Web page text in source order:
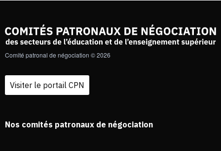
Comité patronal de négociation © 2026
Visiter le portail CPN
Nos comités patronaux de négociation